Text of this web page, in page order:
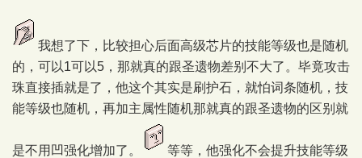
我想了下，比较担心后面高级芯片的技能等级也是随机
的，可以1可以5，那就真的跟圣遗物差别不大了。毕竟攻击
珠直接插就是了，他这个其实是刷护石，就怕词条随机，技
能等级也随机，再加主属性随机那就真的跟圣遗物的区别就
是不用凹强化增加了。
等等，他强化不会提升技能等级